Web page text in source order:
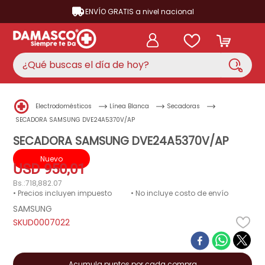
ENVÍO GRATIS a nivel nacional
¿Qué buscas el día de hoy?
Electrodomésticos Línea Blanca
Secadoras
SECADORA SAMSUNG DVE24A5370V/AP
SECADORA SAMSUNG DVE24A5370V/AP
Nuevo
USD 950,01
Bs.:718,882.07
• Precios incluyen impuesto
• No incluye costo de envío
SAMSUNG
D0007022
TÉRMINOS MÁS BUSCADOS
1. aire acondicionado
2. nevera
lavadora
4. cocina
ventilador
6. neveras